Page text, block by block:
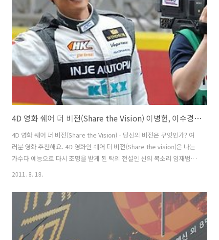
맨 - 내친구야 개인적으로 소울맨의 내친구야 의 노래가사는 지쳐있는 친
구에게 힘이 되어 주고 싶은 나의 친구을 생각 나게 해주었습니다. 가사
구절중에 함께한 네가 잇으니 날 보면 웃어줄..
4D 영화 쉐어 더 비전(Share the Vision) 이병헌, 이수경, 배수빈 출연의 기대되는 영화 추천 임재범 OST 쉐어 더 비젼
4D 영화 쉐어 더 비전(Share the Vision) - 당신의 비전은 무엇인가? 여
러분 영화 추천해요. 4D 영화인 쉐어 더 비전(Share the vision)은 나는
가수다 예능으로 다시 조명을 받게 된 락의 전설인 신의 목소리 임재범이
OST에 참가하였어요. 이병헌 주연에 이수경, 배수빈까지 신력있는 배우
이 메가폰을 잡았어요. 또 순수 국내 기술력과 자본으로 국내 최초 리얼
4D 뮤직필름 영화로 제작하였다네요. 또 9월 3주간 CGV 4D관에서 프리
스크리닝으로 개봉될 예정입니다. 여러분 공짜에요! 빨리 여기 붙어요~!!
쉐어더비젼 영화관 CGV 불나겠네~ 어이~ 친구! 오랜만이지? Start!을
2011. 8. 18.